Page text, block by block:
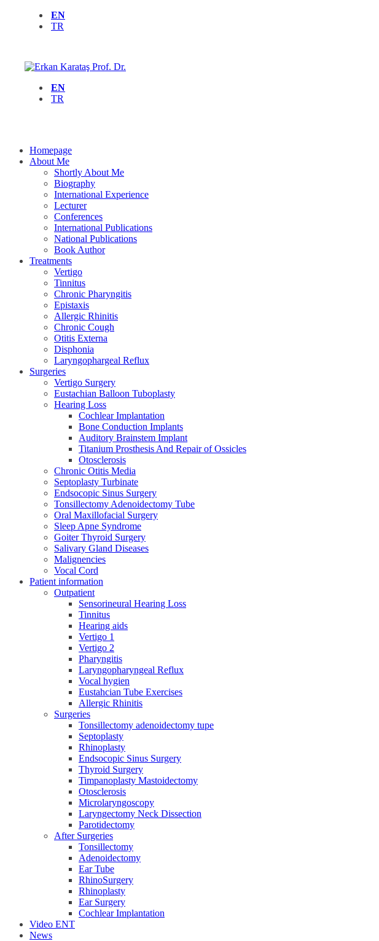
EN
TR
EN
TR
Homepage
About Me
Shortly About Me
Biography
International Experience
Lecturer
Conferences
International Publications
National Publications
Book Author
Treatments
Vertigo
Tinnitus
Chronic Pharyngitis
Epistaxis
Allergic Rhinitis
Chronic Cough
Otitis Externa
Disphonia
Laryngophargeal Reflux
Surgeries
Vertigo Surgery
Eustachian Balloon Tuboplasty
Hearing Loss
Cochlear Implantation
Bone Conduction Implants
Auditory Brainstem Implant
Titanium Prosthesis And Repair of Ossicles
Otosclerosis
Chronic Otitis Media
Septoplasty Turbinate
Endsocopic Sinus Surgery
Tonsillectomy Adenoidectomy Tube
Oral Maxillofacial Surgery
Sleep Apne Syndrome
Goiter Thyroid Surgery
Salivary Gland Diseases
Malignencies
Vocal Cord
Patient information
Outpatient
Sensorineural Hearing Loss
Tinnitus
Hearing aids
Vertigo 1
Vertigo 2
Pharyngitis
Laryngopharyngeal Reflux
Vocal hygien
Eustahcian Tube Exercises
Allergic Rhinitis
Surgeries
Tonsillectomy adenoidectomy tupe
Septoplasty
Rhinoplasty
Endsocopic Sinus Surgery
Thyroid Surgery
Timpanoplasty Mastoidectomy
Otosclerosis
Microlaryngoscopy
Laryngectomy Neck Dissection
Parotidectomy
After Surgeries
Tonsillectomy
Adenoidectomy
Ear Tube
RhinoSurgery
Rhinoplasty
Ear Surgery
Cochlear Implantation
Video ENT
News